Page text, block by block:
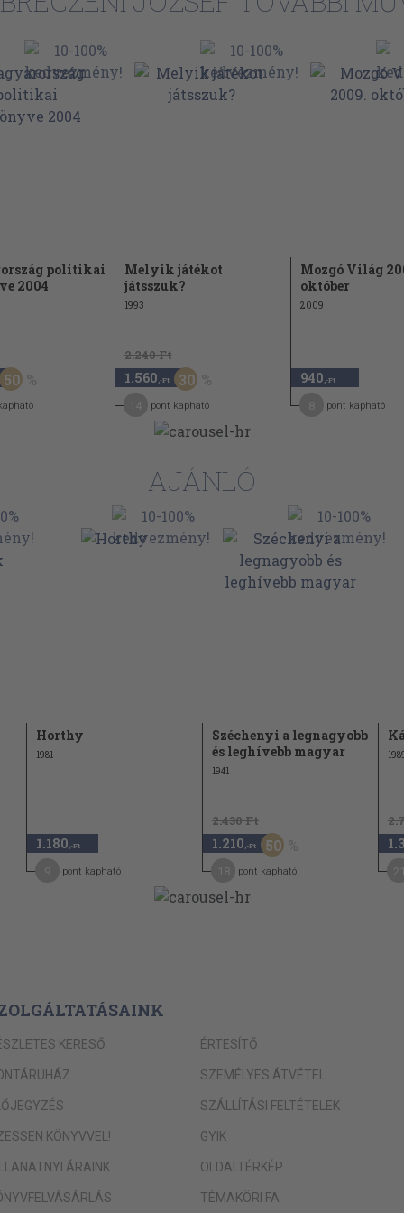
290
308
424
486
501
529
én
563-570
politikai
2004
50
Melyik játékot
játsszuk?
1993
2.240 Ft
1.560 ,-Ft 30
pont kapható
Mozgó Világ
október
2009
940 ,-Ft
pont kapható
AJÁNLÓ
Horthy
1981
1.180 ,-Ft
pont kapható
Széchenyi a legnagyobb
és leghívebb magyar
1941
2.430 Ft
1.210 ,-Ft 50
pont kapható
KERESŐ
KÖNYVVEL!
ÁRAINK
ÉRTESÍTŐ
SZEMÉLYES ÁTVÉTEL
SZÁLLÍTÁSI FELTÉTELEK
GYIK
OLDALTÉRKÉP
TÉMAKÖRI FA